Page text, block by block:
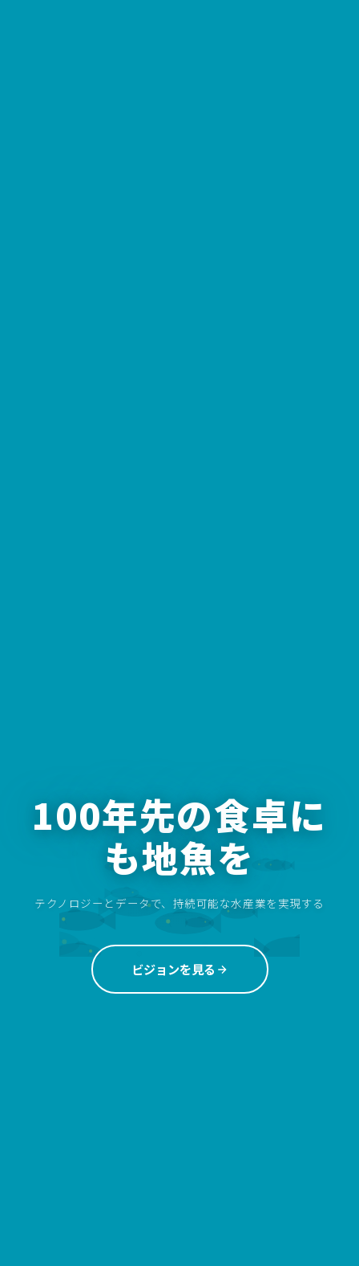
100年先の食卓に
も地魚を
テクノロジーとデータで、持続可能な水産業を実現する
ビジョンを見る